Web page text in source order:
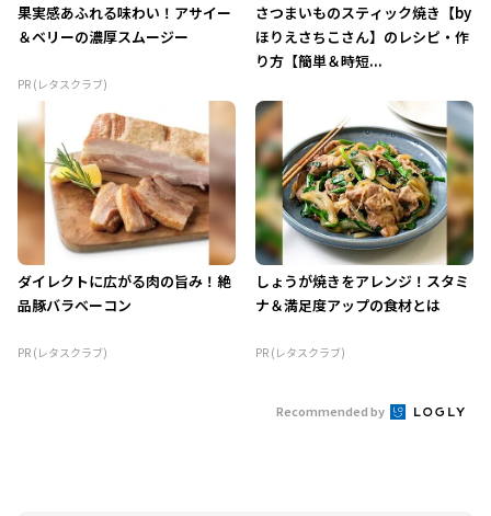
果実感あふれる味わい！アサイー
＆ベリーの濃厚スムージー
PR (レタスクラブ)
さつまいものスティック焼き【by
ほりえさちこさん】のレシピ・作
り方【簡単＆時短...
ダイレクトに広がる肉の旨み！絶
品豚バラベーコン
PR (レタスクラブ)
しょうが焼きをアレンジ！スタミ
ナ＆満足度アップの食材とは
PR (レタスクラブ)
Recommended by